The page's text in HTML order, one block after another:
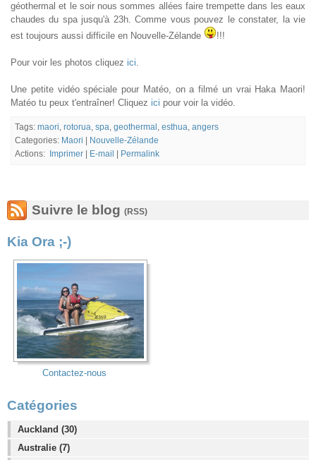
Suivre le blog (RSS)
Kia Ora ;-)
Contactez-nous
Catégories
Auckland (30)
Australie (7)
géothermal et le soir nous sommes allées faire trempette dans les eaux
chaudes du spa jusqu'à 23h. Comme vous pouvez le constater, la vie
est toujours aussi difficile en Nouvelle-Zélande
!!!
Pour voir les photos cliquez ici.
Une petite vidéo spéciale pour Matéo, on a filmé un vrai Haka Maori!
Matéo tu peux t'entraîner! Cliquez ici pour voir la vidéo.
Tags: maori rotorua spa geothermal esthua angers
Categories: Maori
Nouvelle-Zélande
Actions:
Imprimer E-mail Permalink